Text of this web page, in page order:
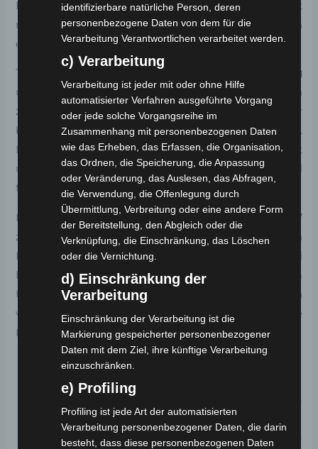
Reifen (luftgefüllt) auf7,00 x 10Felgen, kombiniert
mit einem Reifendruck von2,25 Bar, gewährleisten
eine komfortable und stabile Fahrt.
Trotz seines geringen Gewichts von nur
82 kg
überzeugt das
CP-7
mit einer robusten technisch
zugelassenen Gesamtmasse von 238 kg
und einer
beeindruckenden Zuladungskapazität von156 kg .
Diese bemerkenswerte Kombination aus Leichtigkeit
und Robustheit macht dasCP-7zur optimalen Wahl
für vielfältige Anforderungen.
Die außergewöhnliche Anpassungsfähigkeit des
CP-7
zeigt sich besonders in den variablen
Batterieoptionen. Das Fahrzeug bietet Raum für zwei
Batterien – eine unter dem Sitz und eine im
Unterboden. Je nach Ihren Anforderungen stehen
verschiedene Varianten zur Auswahl, um realistische
Reichweiten zu erzielen:
12 AhBatterie (Untersitz) – bis zu 30 km
20 Ah
Batterie (Untersitz) – bis zu 50 km
Batterien (2 Batterien: Untersitz +
Unterboden) – bis zu 100 km
55 Ah Batterien (2 Batterien: Untersitz +
identifizierbare natürliche Person, deren
personenbezogene Daten von dem für die
Verarbeitung Verantwortlichen verarbeitet werden.
c) Verarbeitung
Verarbeitung ist jeder mit oder ohne Hilfe
automatisierter Verfahren ausgeführte Vorgang
oder jede solche Vorgangsreihe im
Zusammenhang mit personenbezogenen Daten
wie das Erheben, das Erfassen, die Organisation,
das Ordnen, die Speicherung, die Anpassung
oder Veränderung, das Auslesen, das Abfragen,
die Verwendung, die Offenlegung durch
Übermittlung, Verbreitung oder eine andere Form
der Bereitstellung, den Abgleich oder die
Verknüpfung, die Einschränkung, das Löschen
oder die Vernichtung.
d) Einschränkung der
Verarbeitung
Einschränkung der Verarbeitung ist die
Markierung gespeicherter personenbezogener
Daten mit dem Ziel, ihre künftige Verarbeitung
einzuschränken.
e) Profiling
Profiling ist jede Art der automatisierten
Verarbeitung personenbezogener Daten, die darin
besteht, dass diese personenbezogenen Daten